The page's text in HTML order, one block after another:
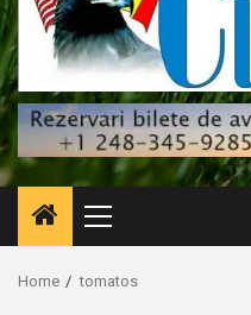
Primary
Menu
Home tomatos